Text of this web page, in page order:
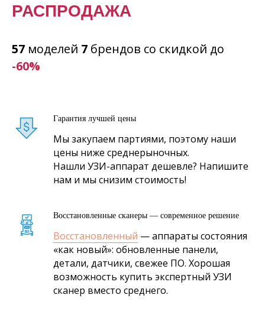
РАСПРОДАЖА
57 моделей 7 брендов со скидкой до
-60%
Гарантия лучшей цены
Мы закупаем партиями, поэтому наши
цены ниже среднерыночных.
Нашли УЗИ-аппарат дешевле? Напишите
нам и мы снизим стоимость!
Восстановленные сканеры — современное решение
Восстановленный — аппараты состояния
«как новый»: обновленные панели,
детали, датчики, свежее ПО. Хорошая
возможность купить экспертный УЗИ
сканер вместо среднего.